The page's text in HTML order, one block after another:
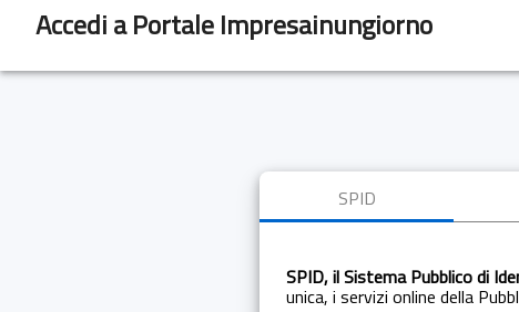
Accedi a Portale Impresainungiorno
SPID
SPID, il Sistema Pubblico di
unica, i servizi online della